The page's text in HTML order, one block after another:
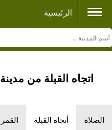
الرئيسية
اتجاه القبلة من مدينة Ash-Shahaniyah
الصلاة أتجاه القبلة القمر